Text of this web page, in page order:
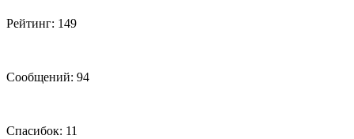
Рейтинг: 149
Сообщений: 94
Спасибок: 11